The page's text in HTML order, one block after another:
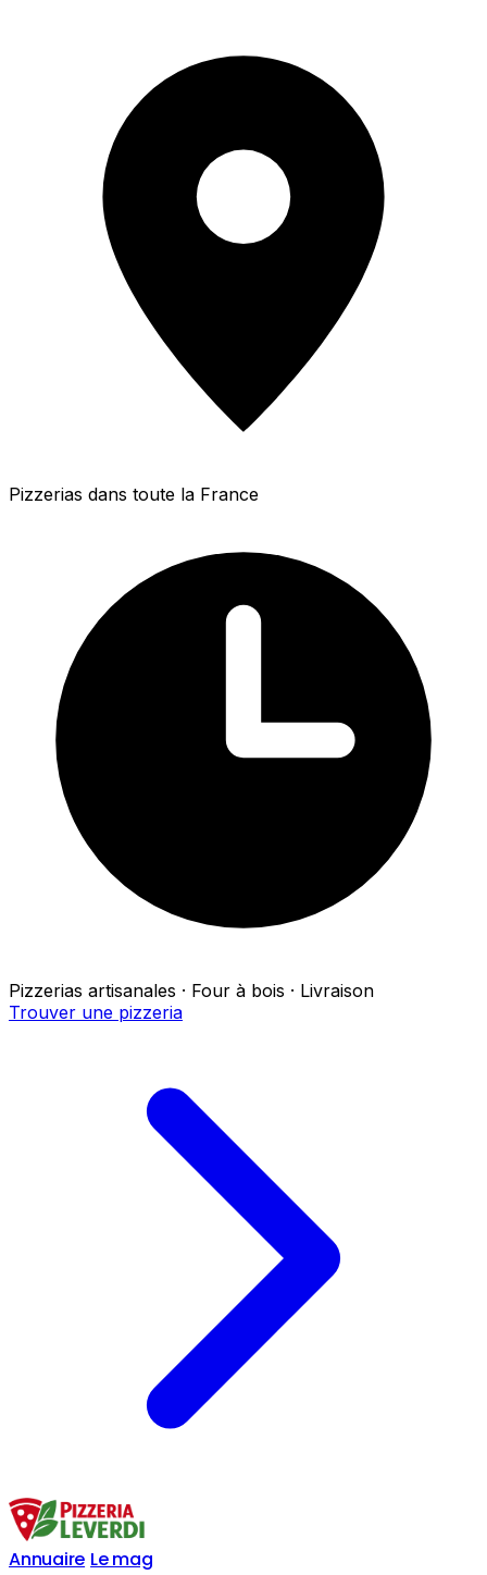
Pizzerias dans toute la France
Pizzerias artisanales · Four à bois · Livraison
Trouver une pizzeria
Annuaire Le mag